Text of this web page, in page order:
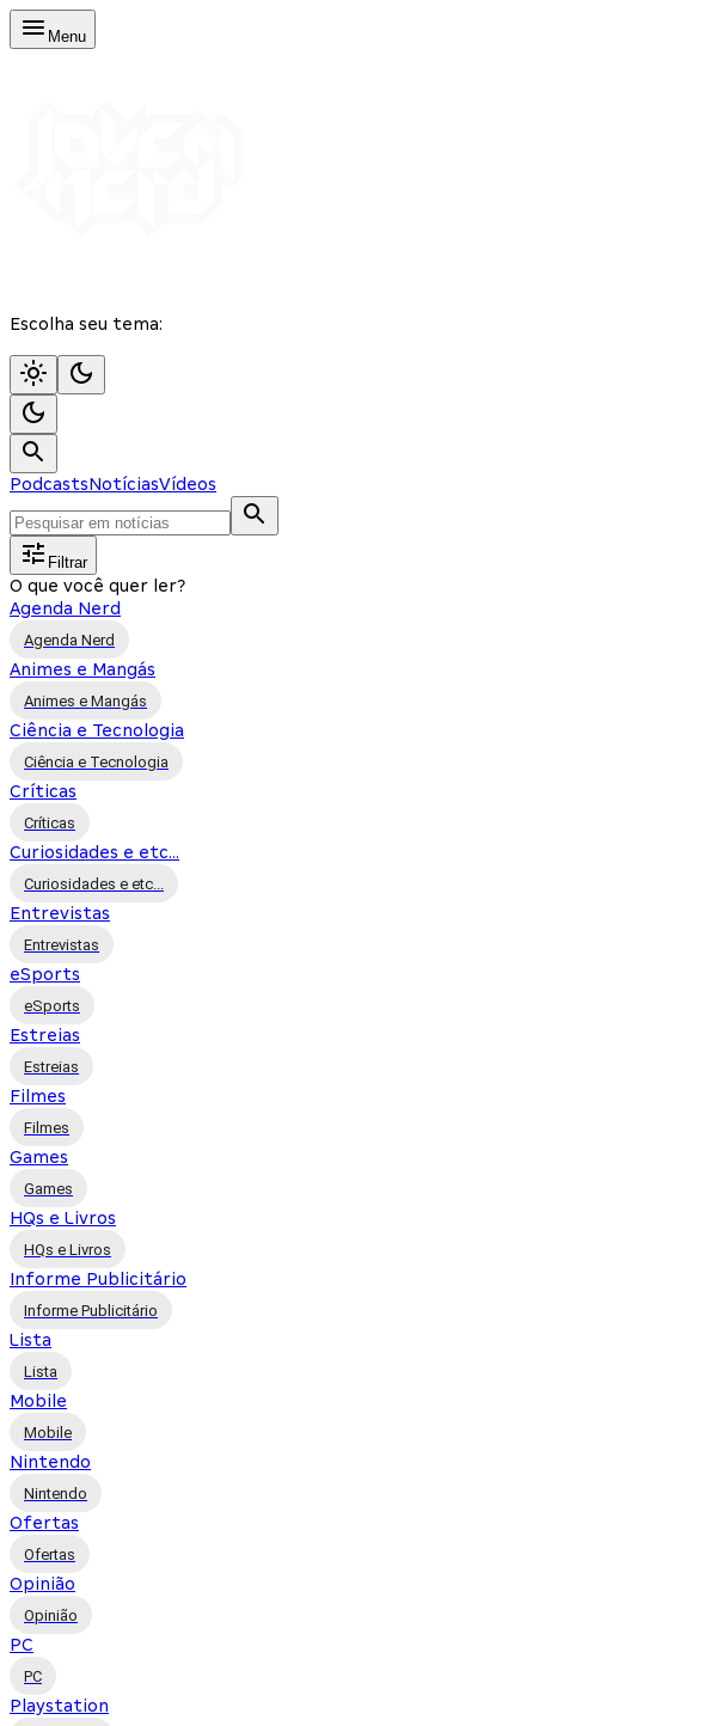
Menu
Escolha seu tema:
PodcastsNotíciasVídeos
Filtrar
O que você quer ler?
Agenda Nerd
Agenda Nerd
Animes e Mangás
Animes e Mangás
Ciência e Tecnologia
Ciência e Tecnologia
Críticas
Críticas
Curiosidades e etc...
Curiosidades e etc...
Entrevistas
Entrevistas
eSports
eSports
Estreias
Estreias
Filmes
Filmes
Games
Games
HQs e Livros
HQs e Livros
Informe Publicitário
Informe Publicitário
Lista
Lista
Mobile
Mobile
Nintendo
Nintendo
Ofertas
Ofertas
Opinião
Opinião
PC
PC
Playstation